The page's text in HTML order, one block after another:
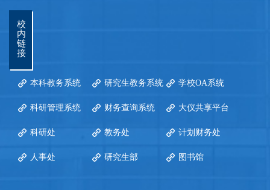
校
内
链
接
本科教务系统 研究生教务系统 学校OA系统
科研管理系统 财务查询系统 大仪共享平台
科研处 教务处 计划财务处
人事处 研究生部 图书馆